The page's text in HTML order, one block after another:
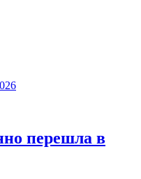
перешла в